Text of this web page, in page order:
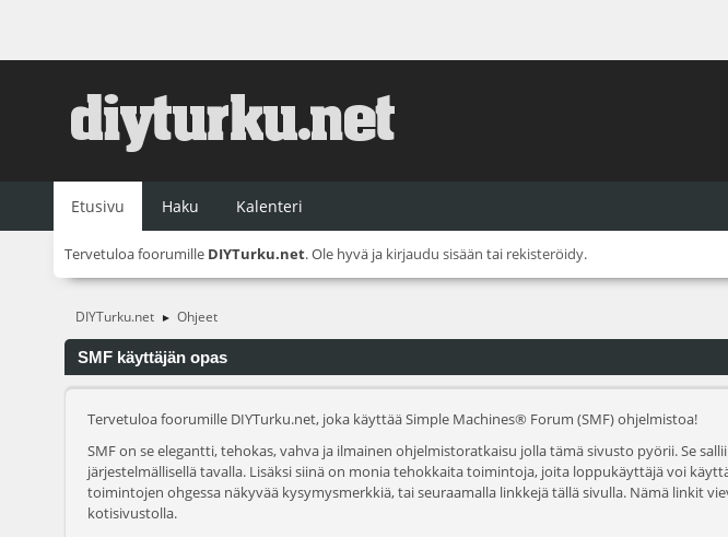
Etusivu Haku Kalenteri
Tervetuloa foorumille DIYTurku.net. Ole hyvä ja kirjaudu sisään tai rekisteröidy.
DIYTurku.net ► Ohjeet
SMF käyttäjän opas
Tervetuloa foorumille DIYTurku.net, joka käyttää Simple Machines® Forum (SMF) ohjelmistoa!
SMF on se elegantti, tehokas, vahva ja ilmainen ohjelmistoratkaisu jolla tämä sivusto pyörii. Se
järjestelmällisellä tavalla. Lisäksi siinä on monia tehokkaita toimintoja, joita loppukäyttäjä voi
toimintojen ohgessa näkyvää kysymysmerkkiä, tai seuraamalla linkkejä tällä sivulla. Nämä linkit
kotisivustolla.